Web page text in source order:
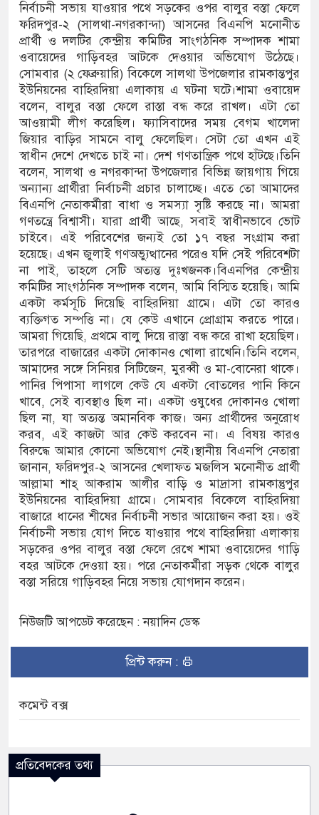
নির্বাচনী সভায় যাওয়ার পথে সড়কের ওপর বালুর বস্তা ফেলে
ফরিদপুর-২ (সালথা-নগরকান্দা) আসনের বিএনপি মনোনীত
প্রার্থী ও দলটির কেন্দ্রীয় কমিটির সাংগঠনিক সম্পাদক শামা
ওবায়েদের গাড়িবহর আটকে দেওয়ার অভিযোগ উঠেছে।
সোমবার (২ ফেব্রুয়ারি) বিকেলে সালথা উপজেলার রামকান্তপুর
ইউনিয়নের বাহিরদিয়া এলাকায় এ ঘটনা ঘটে।শামা ওবায়েদ
বলেন, বালুর বস্তা ফেলে রাস্তা বন্ধ করে রাখল। এটা তো
আওয়ামী লীগ করেছিল। ফ্যাসিবাদের সময় বেগম খালেদা
জিয়ার বাড়ির সামনে বালু ফেলেছিল। সেটা তো এখন এই
স্বাধীন দেশে দেখতে চাই না। দেশ গণতান্ত্রিক পথে হাঁটছে।তিনি
বলেন, সালথা ও নগরকান্দা উপজেলার বিভিন্ন জায়গায় গিয়ে
অন্যান্য প্রার্থীরা নির্বাচনী প্রচার চালাচ্ছে। এতে তো আমাদের
বিএনপি নেতাকর্মীরা বাধা ও সমস্যা সৃষ্টি করছে না। আমরা
গণতন্ত্রে বিশ্বাসী। যারা প্রার্থী আছে, সবাই স্বাধীনভাবে ভোট
চাইবে। এই পরিবেশের জন্যই তো ১৭ বছর সংগ্রাম করা
হয়েছে। এখন জুলাই গণঅভ্যুত্থানের পরেও যদি সেই পরিবেশটা
না পাই, তাহলে সেটি অত্যন্ত দুঃখজনক।বিএনপির কেন্দ্রীয়
কমিটির সাংগঠনিক সম্পাদক বলেন, আমি বিস্মিত হয়েছি। আমি
একটা কর্মসূচি দিয়েছি বাহিরদিয়া গ্রামে। এটা তো কারও
ব্যক্তিগত সম্পত্তি না। যে কেউ এখানে প্রোগ্রাম করতে পারে।
আমরা গিয়েছি, প্রথমে বালু দিয়ে রাস্তা বন্ধ করে রাখা হয়েছিল।
তারপরে বাজারের একটা দোকানও খোলা রাখেনি।তিনি বলেন,
আমাদের সঙ্গে সিনিয়র সিটিজেন, মুরব্বী ও মা-বোনেরা থাকে।
পানির পিপাসা লাগলে কেউ যে একটা বোতলের পানি কিনে
খাবে, সেই ব্যবস্থাও ছিল না। একটা ওষুধের দোকানও খোলা
ছিল না, যা অত্যন্ত অমানবিক কাজ। অন্য প্রার্থীদের অনুরোধ
করব, এই কাজটা আর কেউ করবেন না। এ বিষয় কারও
বিরুদ্ধে আমার কোনো অভিযোগ নেই।স্থানীয় বিএনপি নেতারা
জানান, ফরিদপুর-২ আসনের খেলাফত মজলিস মনোনীত প্রার্থী
আল্লামা শাহ্ আকরাম আলীর বাড়ি ও মাদ্রাসা রামকান্তুপুর
ইউনিয়নের বাহিরদিয়া গ্রামে। সোমবার বিকেলে বাহিরদিয়া
বাজারে ধানের শীষের নির্বাচনী সভার আয়োজন করা হয়। ওই
নির্বাচনী সভায় যোগ দিতে যাওয়ার পথে বাহিরদিয়া এলাকায়
সড়কের ওপর বালুর বস্তা ফেলে রেখে শামা ওবায়েদের গাড়ি
বহর আটকে দেওয়া হয়। পরে নেতাকর্মীরা সড়ক থেকে বালুর
বস্তা সরিয়ে গাড়িবহর নিয়ে সভায় যোগদান করেন।
নিউজটি আপডেট করেছেন : নয়াদিন ডেস্ক
প্রিন্ট করুন :
কমেন্ট বক্স
প্রতিবেদকের তথ্য